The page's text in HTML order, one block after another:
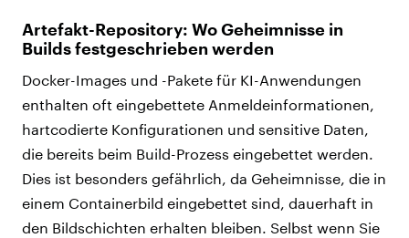
Artefakt-Repository: Wo Geheimnisse in
Builds festgeschrieben werden
Docker-Images und -Pakete für KI-Anwendungen
enthalten oft eingebettete Anmeldeinformationen,
hartcodierte Konfigurationen und sensitive Daten,
die bereits beim Build-Prozess eingebettet werden.
Dies ist besonders gefährlich, da Geheimnisse, die in
einem Containerbild eingebettet sind, dauerhaft in
den Bildschichten erhalten bleiben. Selbst wenn Sie